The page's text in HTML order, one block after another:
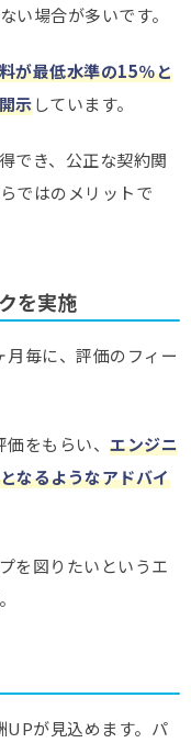
い場合が多いです。
が最低水準の15％と
示しています。
でき、公正な契約関
ではのメリットで
を実施
毎に、評価のフィー
をもらい、 エンジニ
なるようなアドバイ
を図りたいというエ
UPが見込めます。パ